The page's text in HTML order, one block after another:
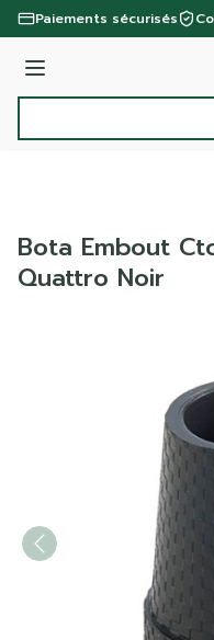
Aller au contenu
Paiements sécurisés
Menu
Bota Embout
Quattro Noir